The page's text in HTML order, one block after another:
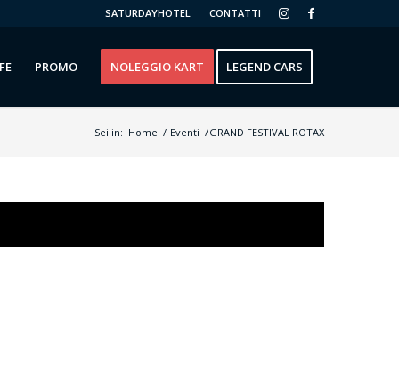
SATURDAYHOTEL CONTATTI
PROMO NOLEGGIO KART LEGEND CARS
Sei in: Home / Eventi /GRAND FESTIVAL ROTAX